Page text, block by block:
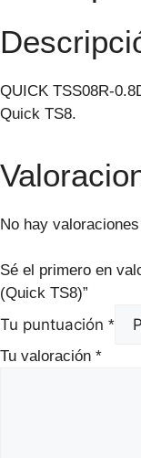
QUICK TSS08R-
Quick TS8.
No hay
Sé el primero en
(Quick TS8)”
Tu puntuación *
Tu valoración *